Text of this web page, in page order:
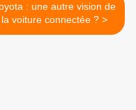
: une autre vision de
la voiture connectée ? >